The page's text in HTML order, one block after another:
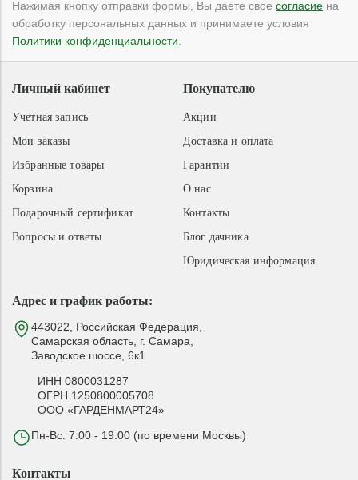
Нажимая кнопку отправки формы, Вы даете свое согласие на
обработку персональных данных и принимаете условия
Политики конфиденциальности
Адрес и график работы:
443022, Российская Федерация,
Самарская область, г. Самара,
Заводское шоссе, 6к1
ИНН 0800031287
ОГРН 1250800005708
ООО «ГАРДЕНМАРТ24»
Пн-Вс: 7:00 - 19:00 (по времени Москвы)
Покупателю
Акции
Доставка и оплата
Гарантии
О нас
Контакты
Блог дачника
Юридическая информация
Личный кабинет
Учетная запись
Мои заказы
Избранные товары
Корзина
Подарочный сертификат
Вопросы и ответы
Контакты